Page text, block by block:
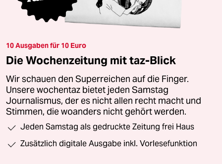
10 Ausgaben für 10 Euro
Die Wochenzeitung mit taz-Blick
Wir schauen den Superreichen auf die Finger.
Unsere wochentaz bietet jeden Samstag
Journalismus, der es nicht allen recht macht und
Stimmen, die woanders nicht gehört werden.
Jeden Samstag als gedruckte Zeitung frei Haus
Zusätzlich digitale Ausgabe inkl. Vorlesefunktion